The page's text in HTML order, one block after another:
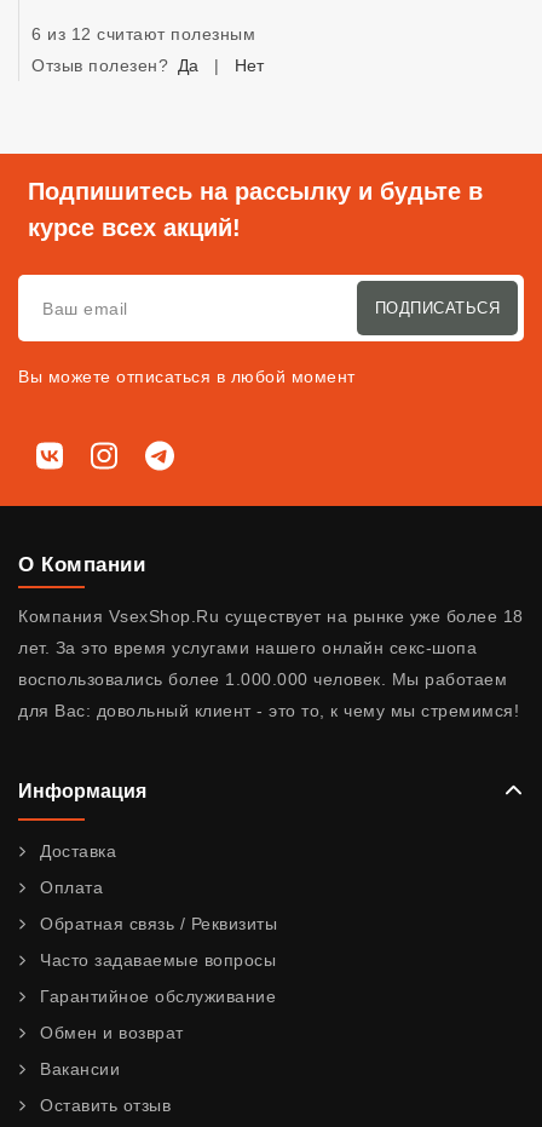
6 из 12 считают полезным
Отзыв полезен? Да | Нет
Подпишитесь на рассылку и будьте в
курсе всех акций!
ПОДПИСАТЬСЯ
Вы можете отписаться в любой момент
Мы в соц. сетях
ВКонтактеInstagramTelegram
О Компании
Компания VsexShop.Ru существует на рынке уже более 18
лет. За это время услугами нашего онлайн секс-шопа
воспользовались более 1.000.000 человек. Мы работаем
для Вас: довольный клиент - это то, к чему мы стремимся!
Информация
Доставка
Оплата
Обратная связь / Реквизиты
Часто задаваемые вопросы
Гарантийное обслуживание
Обмен и возврат
Вакансии
Оставить отзыв